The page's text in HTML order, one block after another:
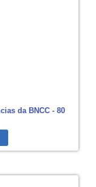
da BNCC - 80